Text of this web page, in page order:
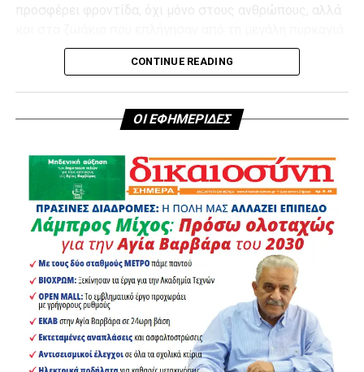
προσφέρει φροντίδα, όχι μόνο στους ανθρώπους, αλλά
στην περιοχή των Μεγάρων Αττικής, σε συνεργασία με
τους εθελοντές, τους κτηνιάτρους και τις φιλοζωικές
οργανώσεις που δίνουν έναν πραγματικά συγκινητικό
Ομάδα του δήμου μας, με επικεφαλής την αρμόδια
συντροφιάς κα Θεοδώρα-Μαρία Μαρσώνη, μετέβη στην
πυρόπληκτη περιοχή και συμμετείχε στην εκκένωση
καταφυγίων και στη μεταφορά των ζώων σε ασφαλείς
προστατευμένους χώρους. Οι δοκιμασίες για τα
αδέσποτα ζώα είναι συνεχείς και συχνά αδιέξοδες για
αυτό και απαιτείται συνένωση δυνάμεων όλων,
εθελοντών και φορέων του κράτους ώστε να
δημιουργείται ασπίδα προστασίας για όλα τα αδύναμα
πλάσματα.
Θέλουμε να εκφράσουμε τις ευχαριστίες μας σε όλους
όσοι συμμετείχαν και να τους διαβεβαιώσουμε ότι θα
CONTINUE READING
ΟΙ ΕΦΗΜΕΡΙΔΕΣ